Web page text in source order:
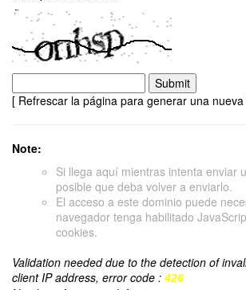
[ Refrescar la página para generar una
Note:
Si llega aquí mientras intenta enviar
posible que deba volver a enviarlo.
El acceso a este dominio puede
navegador tenga habilitado
cookies.
Validation needed due to the detection of
client IP address, error code : 426